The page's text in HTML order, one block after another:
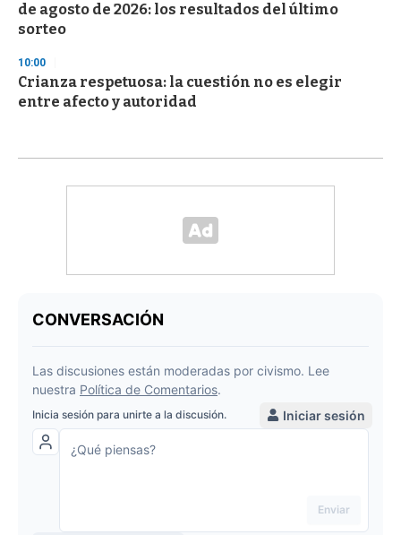
de agosto de 2026: los resultados del último
sorteo
10:00
Crianza respetuosa: la cuestión no es elegir
entre afecto y autoridad